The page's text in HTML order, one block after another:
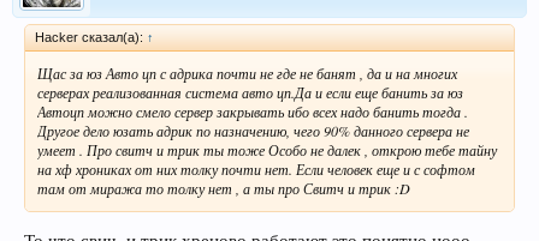
ТОП:D
Ваш Кл Criscross покупал шмот на стороне и договаривался не в игре
конечно. Никто же не жалуется об этом админу.
Hacker сказал(а): ↑
Щас за юз Авто цп с адрика почти не где не банят , да и на многих
серверах реализованная система авто цп.Да и если еще банить за юз
Автоцп можно смело сервер закрывать ибо всех надо банить тогда .
Другое дело юзать адрик по назначению, чего 90% данного сервера не
умеет . Про свитч и трик ты тоже Особо не далек , открою тебе тайну
на хф хрониках от них толку почти нет. Если человек еще и с софтом
там от миража то толку нет , а ты про Свитч и трик :D